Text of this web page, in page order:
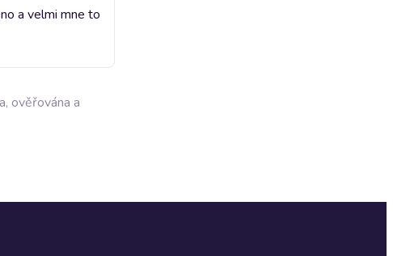
a velmi mne to
ověřována a